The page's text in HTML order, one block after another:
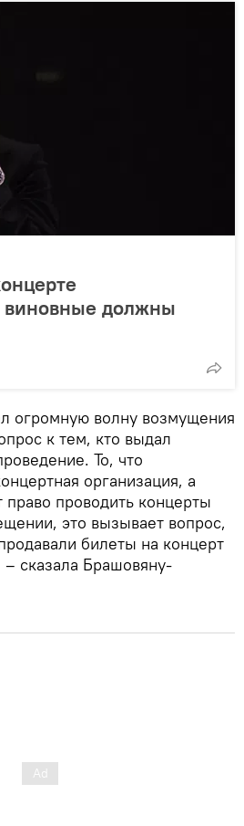
должны
огромную волну возмущения
к тем, кто выдал
То, что
организация, а
проводить концерты
это вызывает вопрос,
билеты на концерт
сказала Брашовяну-